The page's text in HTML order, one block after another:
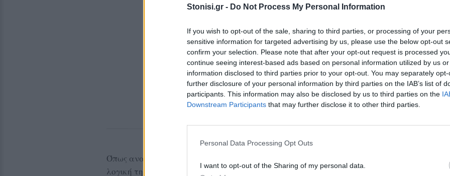
Stonisi.gr - Do Not Process My Personal Information
If you wish to opt-out of the sale, sharing to third parties, or processing of your
sensitive information for targeted advertising by us, please use the below opt-out
confirm your selection. Please note that after your opt-out request is processed
continue seeing interest-based ads based on personal information utilized by us
information disclosed to third parties prior to your opt-out. You may separately
further disclosure of your personal information by third parties on the IAB’s list of
participants. This information may also be disclosed by us to third parties on the
Downstream Participants that may further disclose it to other third parties.
Personal Data Processing Opt Outs
I want to opt-out of the Sharing of my personal data.
Όπως αναφέρεται στην πρόσκληση της εκδήλωσης, το βιβλίο κινείται στη
λογική της «μνήμης απέναντι στη λήθη», επιχειρώντας να συμβάλει στην